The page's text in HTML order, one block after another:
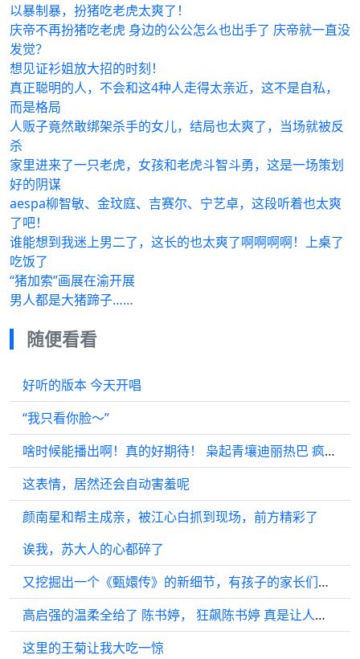
以暴制暴，扮猪吃老虎太爽了！
庆帝不再扮猪吃老虎 身边的公公怎么也出手了 庆帝就一直没
发觉？
想见证衫姐放大招的时刻！
真正聪明的人，不会和这4种人走得太亲近，这不是自私，
而是格局
人贩子竟然敢绑架杀手的女儿，结局也太爽了，当场就被反
杀
家里进来了一只老虎，女孩和老虎斗智斗勇，这是一场策划
好的阴谋
aespa柳智敏、金玟庭、吉赛尔、宁艺卓，这段听着也太爽
了吧！
谁能想到我迷上男二了，这长的也太爽了啊啊啊啊！上桌了
吃饭了
“猪加索”画展在渝开展
男人都是大猪蹄子……
随便看看
好听的版本 今天开唱
“我只看你脸～”
啥时候能播出啊！真的好期待！ 枭起青壤迪丽热巴 疯刀聂九罗 迪丽热巴
这表情，居然还会自动害羞呢
颜南星和帮主成亲，被江心白抓到现场，前方精彩了
诶我，苏大人的心都碎了
又挖掘出一个《甄嬛传》的新细节，有孩子的家长们下意识地总是保护着孩子
高启强的温柔全给了 陈书婷， 狂飙陈书婷 真是让人羡慕， 狂飙
这里的王菊让我大吃一惊